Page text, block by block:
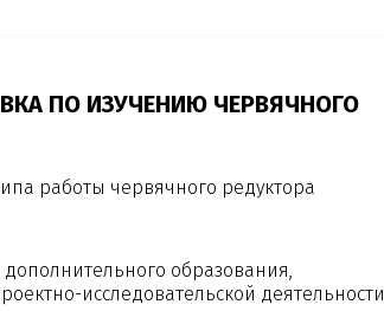
ПО ИЗУЧЕНИЮ ЧЕРВЯЧНОГО
работы червячного редуктора
образования,
исследовательской деятельности